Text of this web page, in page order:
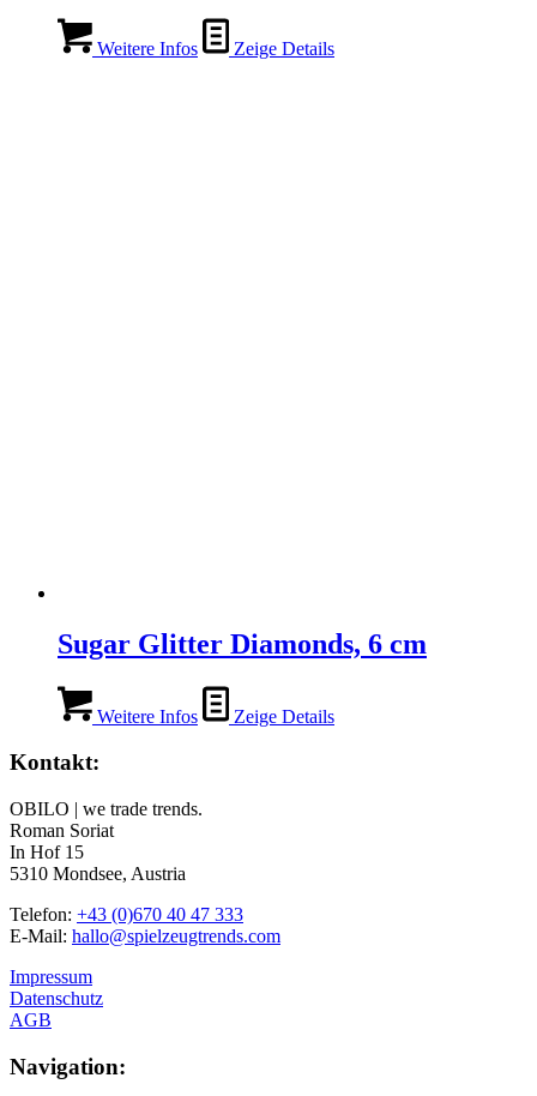
Weitere Infos Zeige Details
Sugar Glitter Diamonds, 6 cm
Weitere Infos Zeige Details
Kontakt:
OBILO | we trade trends.
Roman Soriat
In Hof 15
5310 Mondsee, Austria
Telefon: +43 (0)670 40 47 333
E-Mail: hallo@spielzeugtrends.com
Impressum
Datenschutz
AGB
Navigation: